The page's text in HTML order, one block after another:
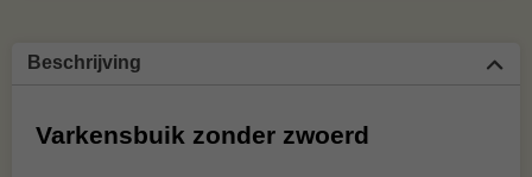
Beschrijving
Varkensbuik zonder zwoerd